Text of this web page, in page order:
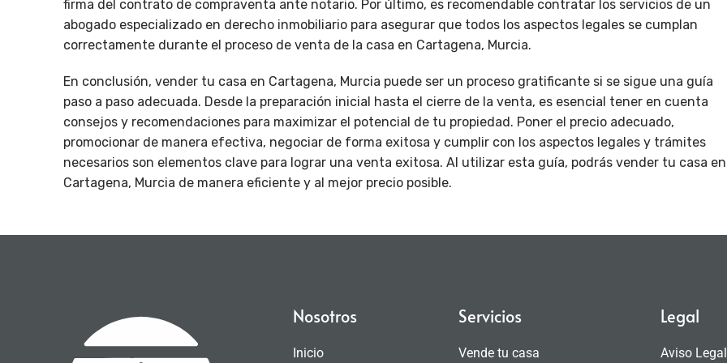
firma del contrato de compraventa ante notario. Por último, es recomendable contratar los servicios de un
abogado especializado en derecho inmobiliario para asegurar que todos los aspectos legales se cumplan
correctamente durante el proceso de venta de la casa en Cartagena, Murcia.
En conclusión, vender tu casa en Cartagena, Murcia puede ser un proceso gratificante si se sigue una guía
paso a paso adecuada. Desde la preparación inicial hasta el cierre de la venta, es esencial tener en cuenta
consejos y recomendaciones para maximizar el potencial de tu propiedad. Poner el precio adecuado,
promocionar de manera efectiva, negociar de forma exitosa y cumplir con los aspectos legales y trámites
necesarios son elementos clave para lograr una venta exitosa. Al utilizar esta guía, podrás vender tu casa en
Cartagena, Murcia de manera eficiente y al mejor precio posible.
Nosotros
Inicio
Servicios
Vende tu casa
Legal
Aviso Legal